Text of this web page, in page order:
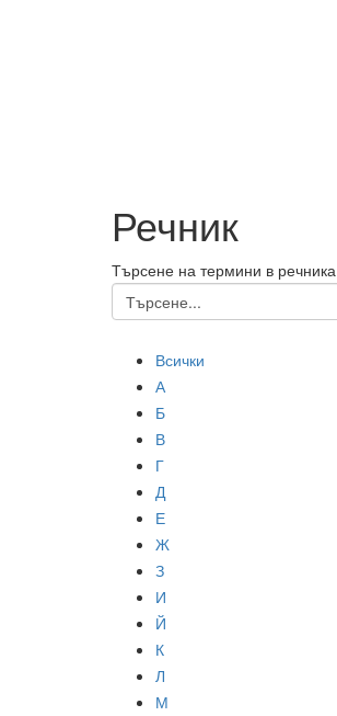
Речник
Търсене на термини в речника
Всички
А
Б
В
Г
Д
Е
Ж
З
И
Й
К
Л
М